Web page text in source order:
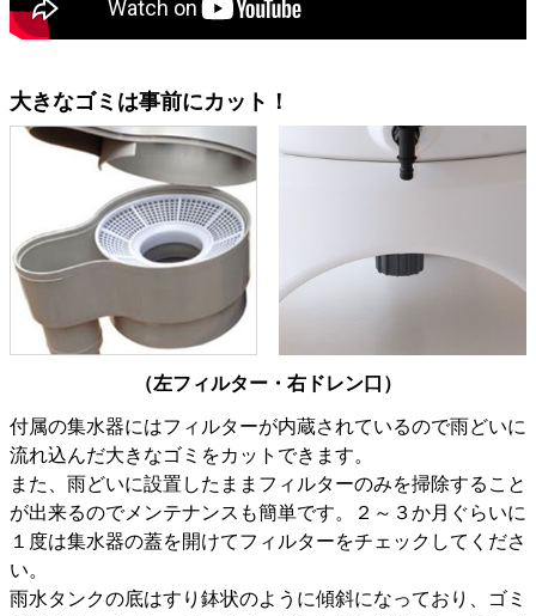
大きなゴミは事前にカット！
（左フィルター・右ドレン口）
付属の集水器にはフィルターが内蔵されているので雨どいに
流れ込んだ大きなゴミをカットできます。
また、雨どいに設置したままフィルターのみを掃除すること
が出来るのでメンテナンスも簡単です。２～３か月ぐらいに
１度は集水器の蓋を開けてフィルターをチェックしてくださ
い。
雨水タンクの底はすり鉢状のように傾斜になっており、ゴミ